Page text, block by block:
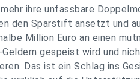
ihre unfassbare
den Sparstift ansetzt und
Million Euro an einen
gespeist wird und
Das ist ein Schlag ins